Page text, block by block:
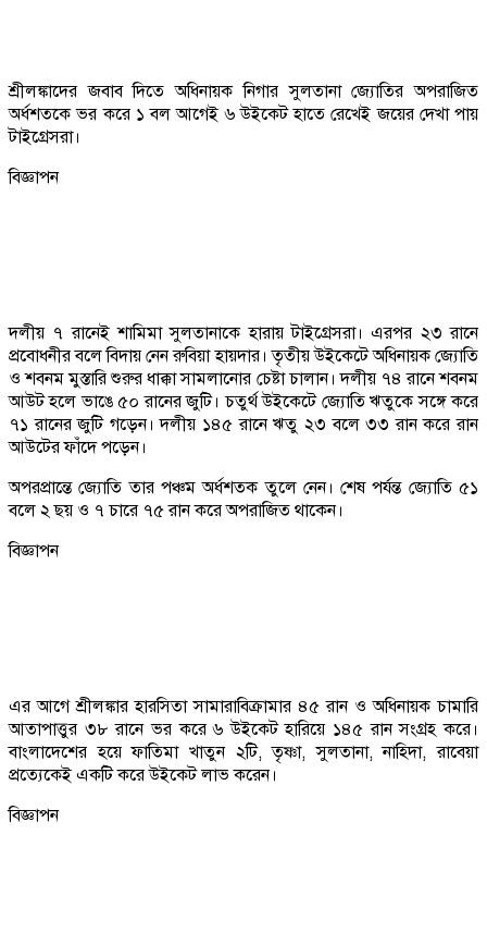
শ্রীলঙ্কাদের জবাব দিতে অধিনায়ক নিগার সুলতানা জ্যোতির অপরাজিত
অর্ধশতকে ভর করে ১ বল আগেই ৬ উইকেট হাতে রেখেই জয়ের দেখা পায়
টাইগ্রেসরা।
বিজ্ঞাপন
দলীয় ৭ রানেই শামিমা সুলতানাকে হারায় টাইগ্রেসরা। এরপর ২৩ রানে
প্রবোধনীর বলে বিদায় নেন রুবিয়া হায়দার। তৃতীয় উইকেটে অধিনায়ক জ্যোতি
ও শবনম মুস্তারি শুরুর ধাক্কা সামলানোর চেষ্টা চালান। দলীয় ৭৪ রানে শবনম
আউট হলে ভাঙে ৫০ রানের জুটি। চতুর্থ উইকেটে জ্যোতি ঋতুকে সঙ্গে করে
৭১ রানের জুটি গড়েন। দলীয় ১৪৫ রানে ঋতু ২৩ বলে ৩৩ রান করে রান
আউটের ফাঁদে পড়েন।
অপরপ্রান্তে জ্যোতি তার পঞ্চম অর্ধশতক তুলে নেন। শেষ পর্যন্ত জ্যোতি ৫১
বলে ২ ছয় ও ৭ চারে ৭৫ রান করে অপরাজিত থাকেন।
বিজ্ঞাপন
এর আগে শ্রীলঙ্কার হারসিতা সামারাবিক্রামার ৪৫ রান ও অধিনায়ক চামারি
আতাপাত্তুর ৩৮ রানে ভর করে ৬ উইকেট হারিয়ে ১৪৫ রান সংগ্রহ করে।
বাংলাদেশের হয়ে ফাতিমা খাতুন ২টি, তৃষ্ণা, সুলতানা, নাহিদা, রাবেয়া
প্রত্যেকেই একটি করে উইকেট লাভ করেন।
বিজ্ঞাপন